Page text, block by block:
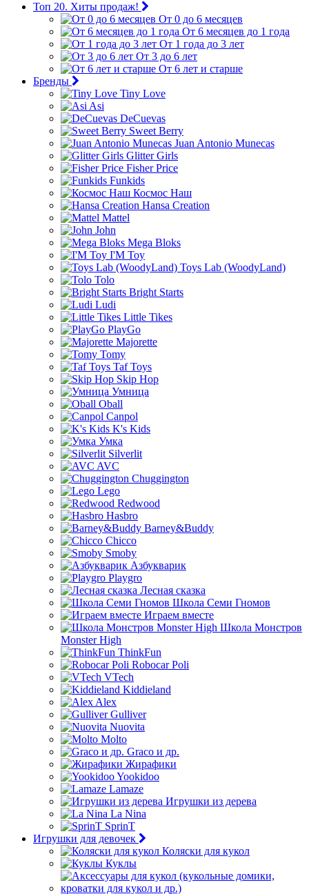
Топ 20. Хиты продаж!
От 0 до 6 месяцев
От 6 месяцев до 1 года
От 1 года до 3 лет
От 3 до 6 лет
От 6 лет и старше
Бренды
Tiny Love
Asi
DeCuevas
Sweet Berry
Juan Antonio Munecas
Glitter Girls
Fisher Price
Funkids
Космос Наш
Hansa Creation
Mattel
John
Mega Bloks
I'M Toy
Toys Lab (WoodyLand)
Tolo
Bright Starts
Ludi
Little Tikes
PlayGo
Majorette
Tomy
Taf Toys
Skip Hop
Умница
Oball
Canpol
K's Kids
Умка
Silverlit
AVC
Chuggington
Lego
Redwood
Hasbro
Barney&Buddy
Chicco
Smoby
Азбукварик
Playgro
Лесная сказка
Школа Семи Гномов
Играем вместе
Школа Монстров
Monster High
ThinkFun
Robocar Poli
VTech
Kiddieland
Alex
Gulliver
Nuovita
Molto
Graco и др.
Жирафики
Yookidoo
Lamaze
Игрушки из дерева
La Nina
SprinT
Игрушки для девочек
Коляски для кукол
Куклы